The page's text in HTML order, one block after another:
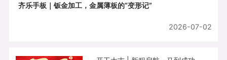
齐乐手板｜钣金加工，金属薄板的“变形记”
2026-07-02